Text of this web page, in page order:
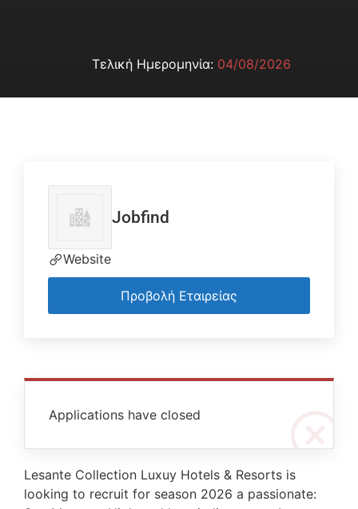
Τελική Ημερομηνία: 04/08/2026
Applications have closed
Lesante Collection Luxuy Hotels & Resorts is
looking to recruit for season 2026 a passionate:
Jobfind
Website
Προβολή Εταιρείας